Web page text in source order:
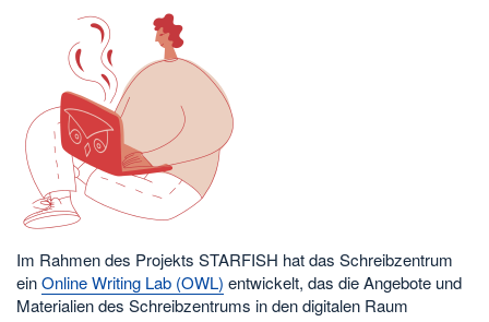
Im Rahmen des Projekts STARFISH hat das Schreibzentrum
einOnline Writing Lab (OWL) entwickelt, das die Angebote und
Materialien des Schreibzentrums in den digitalen Raum